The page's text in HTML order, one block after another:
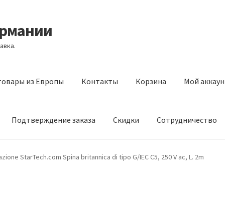
из Европы Контакты Корзина Мой
Подтверждение заказа Скидки Сотрудничество
Контакты Корзина Мой аккаунт Оставить отзыв
StarTech.com Spina britannica di tipo G/IEC C5, 250 V ac, L. 2m